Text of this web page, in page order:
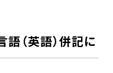
語（英語）併記に